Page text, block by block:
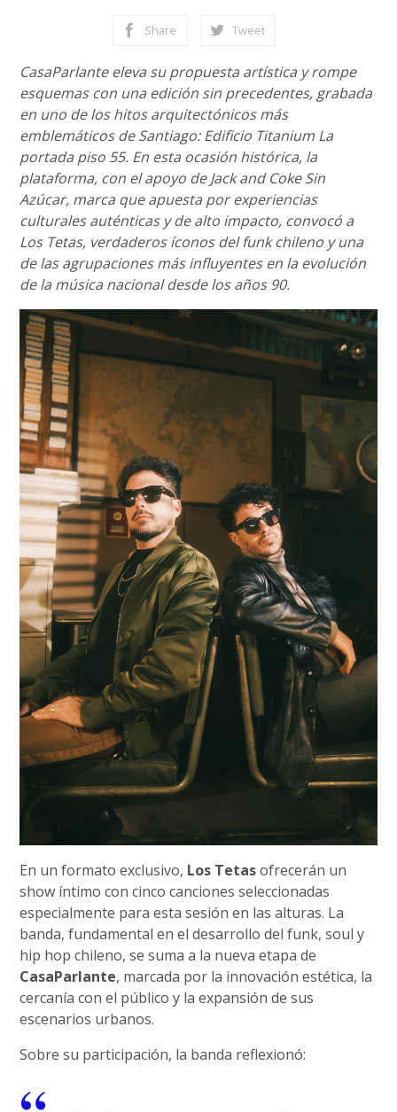
Share Tweet
CasaParlante eleva su propuesta artística y rompe
esquemas con una edición sin precedentes, grabada
en uno de los hitos arquitectónicos más
emblemáticos de Santiago: Edificio Titanium La
portada piso 55. En esta ocasión histórica, la
plataforma, con el apoyo de Jack and Coke Sin
Azúcar, marca que apuesta por experiencias
culturales auténticas y de alto impacto, convocó a
Los Tetas, verdaderos íconos del funk chileno y una
de las agrupaciones más influyentes en la evolución
de la música nacional desde los años 90.
En un formato exclusivo, Los Tetasofrecerán un
show íntimo con cinco canciones seleccionadas
especialmente para esta sesión en las alturas. La
banda, fundamental en el desarrollo del funk, soul y
hip hop chileno, se suma a la nueva etapa de
CasaParlante, marcada por la innovación estética, la
cercanía con el público y la expansión de sus
escenarios urbanos.
Sobre su participación, la banda reflexionó: